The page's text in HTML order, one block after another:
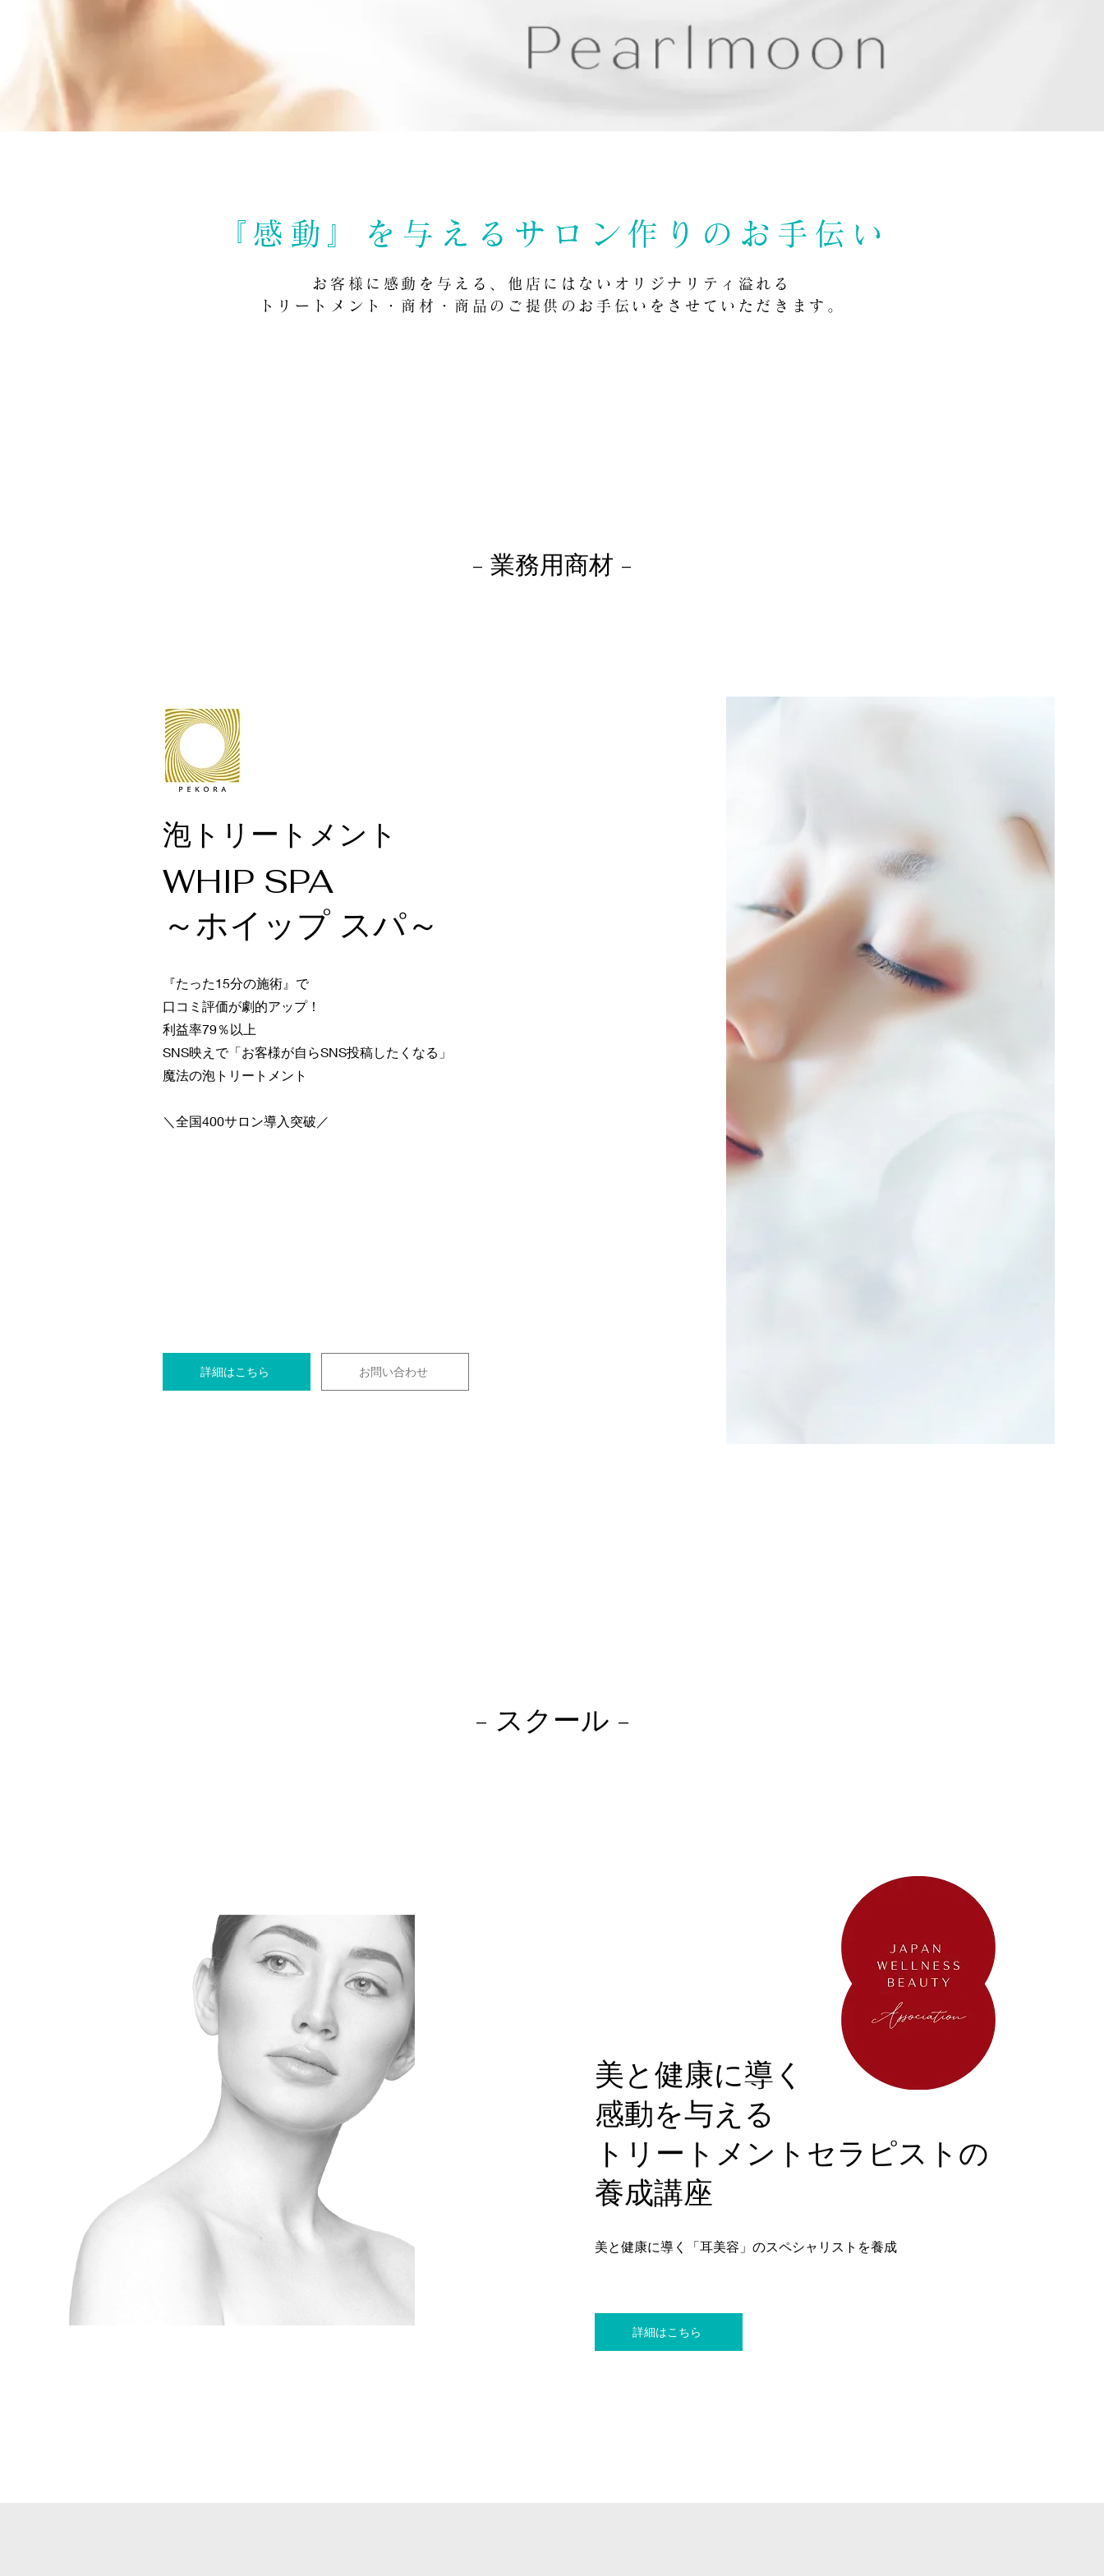
『感動』を与えるサロン作りのお手伝い
お客様に感動を与える、他店にはないオリジナリティ溢れる
トリートメント・商材・商品のご提供のお手伝いをさせていただきます。
- 業務用商材 -
泡トリートメント
WHIP SPA
～ホイップ スパ～
『たった15分の施術』で
口コミ評価が劇的アップ！
利益率79％以上
SNS映えで「お客様が自らSNS投稿したくなる」
​魔法の泡トリートメント
​＼全国400サロン導入突破／
詳細はこちら お問い合わせ
- スクール -
美と健康に導く
感動を与える
トリートメントセラピストの
養成講座
美と健康に導く「耳美容」のスペシャリストを養成
詳細はこちら